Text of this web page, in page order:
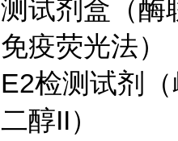
测试剂盒（酶
免疫荧光法）
E2检测试剂
二醇II）